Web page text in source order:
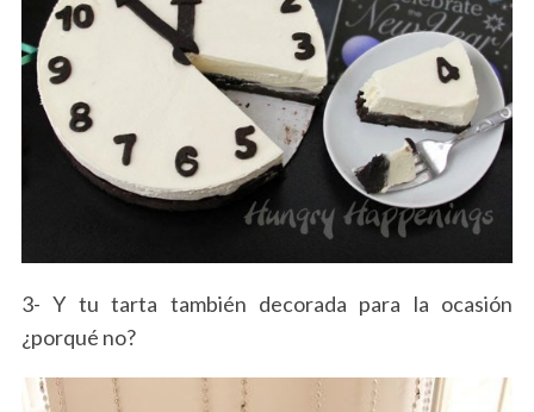
3- Y tu tarta también decorada para la ocasión
¿porqué no?